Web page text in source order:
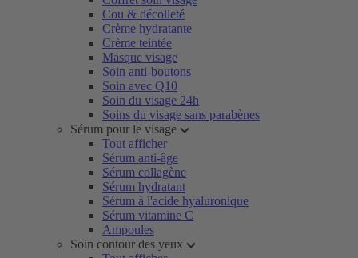
Cou & décolleté
Crème hydratante
Crème teintée
Masque visage
Soin anti-boutons
Soin avec Q10
Soin du visage 24h
Soins du visage sans parabènes
Sérum pour le visage
Tout afficher
Sérum anti-âge
Sérum collagène
Sérum hydratant
Sérum à l'acide hyaluronique
Sérum vitamine C
Ampoules
Soin contour des yeux